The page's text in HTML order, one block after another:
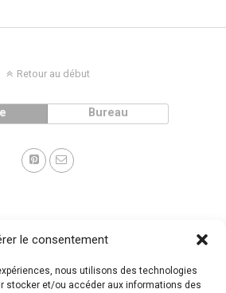
le consentement
nous utilisons des technologies
stocker et/ou accéder aux informations des
Retour au début
Bureau